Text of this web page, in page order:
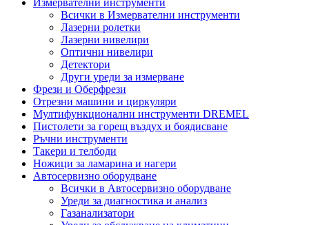
Измервателни инструменти
Всички в Измервателни инструменти
Лазерни ролетки
Лазерни нивелири
Оптични нивелири
Детектори
Други уреди за измерване
Фрези и Оберфрези
Отрезни машини и циркуляри
Мултифункционални инструменти DREMEL
Пистолети за горещ въздух и боядисване
Ръчни инструменти
Такери и телбоди
Ножици за ламарина и нагери
Автосервизно оборудване
Всички в Автосервизно оборудване
Уреди за диагностика и анализ
Газанализатори